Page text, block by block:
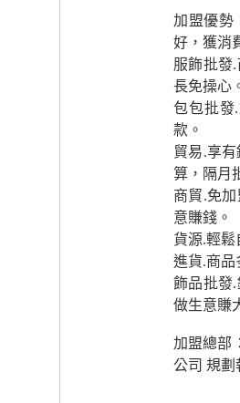
加盟優勢
好，獲消
服飾批發
長免操心
包包批發
款。
貿易.享
算，隔月
商貿.免
意賺錢。
貨源.輕
進貨.商品
飾品批發
做生意賺
加盟總部
公司 規劃